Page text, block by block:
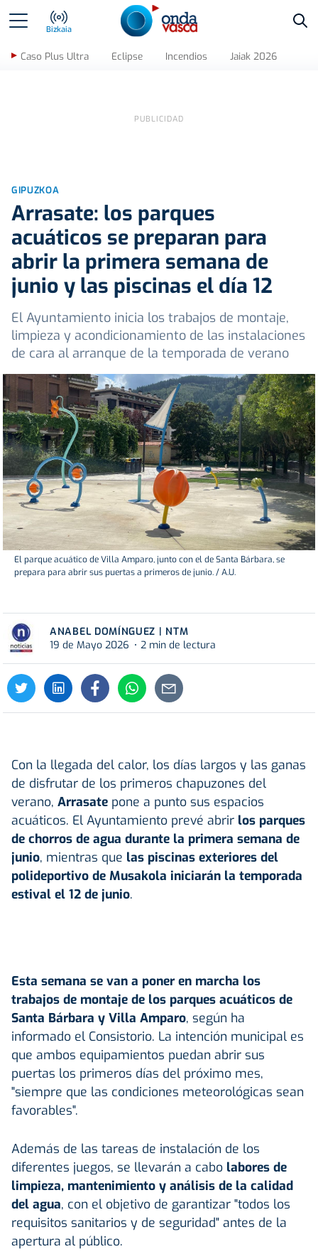
Bizkaia
Caso Plus Ultra Eclipse Incendios Jaiak 2026
GIPUZKOA
Arrasate: los parques
acuáticos se preparan para
abrir la primera semana de
junio y las piscinas el día 12
El Ayuntamiento inicia los trabajos de montaje,
limpieza y acondicionamiento de las instalaciones
de cara al arranque de la temporada de verano
El parque acuático de Villa Amparo, junto con el de Santa Bárbara, se
prepara para abrir sus puertas a primeros de junio. / A.U.
ANABEL DOMÍNGUEZ | NTM
19 de Mayo 2026
2 min de lectura
Con la llegada del calor, los días largos y las ganas
de disfrutar de los primeros chapuzones del
verano, Arrasate pone a punto sus espacios
acuáticos. El Ayuntamiento prevé abrir los parques
de chorros de agua durante la primera semana de
junio, mientras que las piscinas exteriores del
polideportivo de Musakola iniciarán la temporada
estival el 12 de junio.
Esta semana se van a poner en marcha los
trabajos de montaje de los parques acuáticos de
Santa Bárbara y Villa Amparo, según ha
informado el Consistorio. La intención municipal es
que ambos equipamientos puedan abrir sus
puertas los primeros días del próximo mes,
"siempre que las condiciones meteorológicas sean
favorables".
Además de las tareas de instalación de los
diferentes juegos, se llevarán a cabo labores de
limpieza, mantenimiento y análisis de la calidad
del agua, con el objetivo de garantizar "todos los
requisitos sanitarios y de seguridad" antes de la
apertura al público.